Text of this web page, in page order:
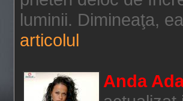
luminii. Dimineaţa,
articolul
Anda